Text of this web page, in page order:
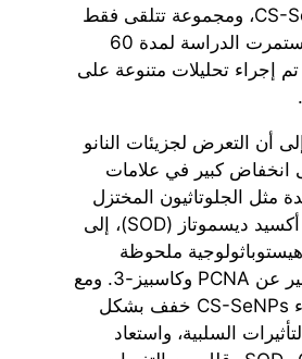
الفضية وCS-SeNPs، ومجموعة تتلقى فقط
CS-SeNPs. استمرت الدراسة لمدة 60
تم إجراء تحليلات متنوعة على
أن التعرض لجزيئات النانو
انخفاض كبير في علامات
مثل الجلوتاثيون المختزل
(GSH) وسوبر أكسيد ديسموتاز (SOD)، إلى
ملحوظة
وزيادة في التعبير عن PCNA وكاسبيز-3. ومع
ذلك، فإن إعطاء CS-SeNPs خفف بشكل
السلبية، واستعاد